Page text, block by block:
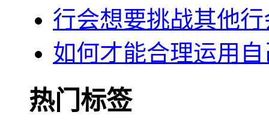
行会想要挑战其他
如何才能合理运用
热门标签